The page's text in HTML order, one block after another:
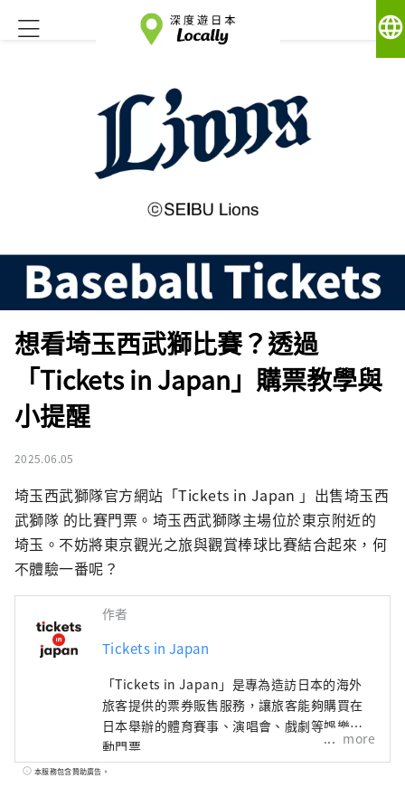
language
想看埼玉西武獅比賽？透過
「Tickets in Japan」購票教學與
小提醒
2025.06.05
埼玉西武獅隊官方網站「Tickets in Japan 」出售埼玉西
武獅隊 的比賽門票。埼玉西武獅隊主場位於東京附近的
埼玉。不妨將東京觀光之旅與觀賞棒球比賽結合起來，何
不體驗一番呢？
作者
Tickets in Japan
「Tickets in Japan」是專為造訪日本的海外
旅客提供的票券販售服務，讓旅客能夠購買在
日本舉辦的體育賽事、演唱會、戲劇等娛樂活
動門票
more
本服務包含贊助廣告。